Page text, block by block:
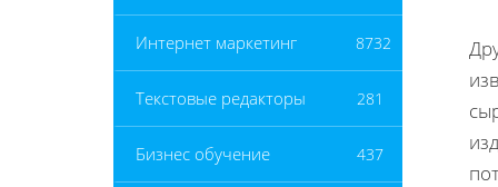
Интернет маркетинг 8732
Текстовые редакторы 281
Бизнес обучение 437